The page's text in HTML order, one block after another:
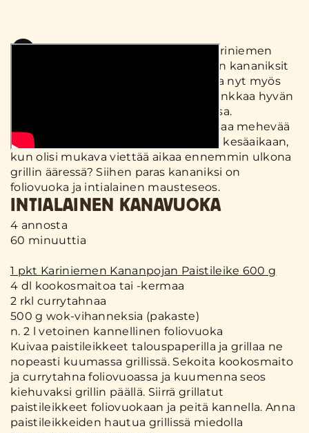
O
pi uusia kanakokkaustaitoja Kariniemen
niksivideoista! Kaiken maailman kananiksit
tarjoavat sinulle herkullisia oivalluksia nyt myös
kesäkokkaukseen. Tämä kananiksi vinkkaa hyvän
tavan pitää kana mehevänä grillatessa.
Keväällä kerroimme, miten kanasta saa mehevää
padassa hauduttamalla. Mutta entäs kesäaikaan,
kun olisi mukava viettää aikaa ennemmin ulkona
grillin ääressä? Siihen paras kananiksi on
foliovuoka ja intialainen mausteseos.
INTIALAINEN KANAVUOKA
4 annosta
60 minuuttia
1 pkt Kariniemen Kananpojan Paistileike 600 g
4 dl kookosmaitoa tai -kermaa
2 rkl currytahnaa
500 g wok-vihanneksia (pakaste)
n. 2 l vetoinen kannellinen foliovuoka
Kuivaa paistileikkeet talouspaperilla ja grillaa ne
nopeasti kuumassa grillissä. Sekoita kookosmaito
ja currytahna foliovuoassa ja kuumenna seos
kiehuvaksi grillin päällä. Siirrä grillatut
paistileikkeet foliovuokaan ja peitä kannella. Anna
paistileikkeiden hautua grillissä miedolla